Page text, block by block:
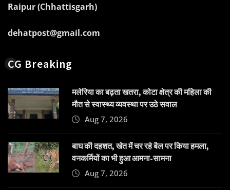
Raipur (Chhattisgarh)
dehatpost@gmail.com
CG Breaking
मलेरिया का बढ़ता खतरा, कोटा क्षेत्र की महिला की
मौत से स्वास्थ्य व्यवस्था पर उठे सवाल
Aug 7, 2026
बाघ की दहशत, खेत में चर रहे बैल पर किया हमला,
वनकर्मियों का भी हुआ आमना-सामना
Aug 7, 2026